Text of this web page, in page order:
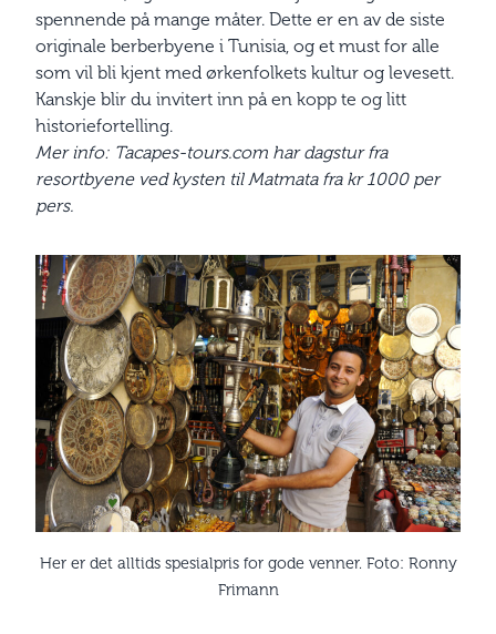
spennende på mange måter. Dette er en av de siste
originale berberbyene i Tunisia, og et must for alle
som vil bli kjent med ørkenfolkets kultur og levesett.
Kanskje blir du invitert inn på en kopp te og litt
historiefortelling.
Mer info: Tacapes-tours.com har dagstur fra
resortbyene ved kysten til Matmata fra kr 1000 per
pers.
Her er det alltids spesialpris for gode venner. Foto: Ronny
Frimann